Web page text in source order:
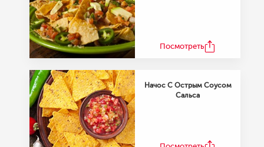
Посмотреть Коллекцию Рецептов
Посмотреть
Начос С Острым Соусом
Сальса